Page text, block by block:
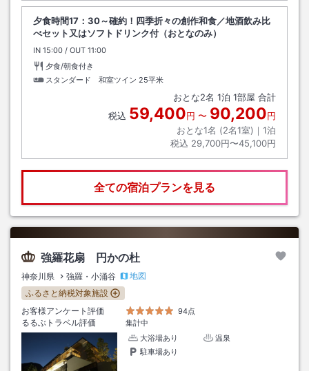
夕食時間17：30～確約！四季折々の創作和食／地酒飲み比
べセット又はソフトドリンク付（おとなのみ）
IN チェックイン
15:00 / OUT チェックアウト
11:00
夕食/朝食付き
スタンダード 和室ツイン 25平米
おとな2名 1泊 1部屋 合計
税込 59,400円 〜 90,200円
おとな1名 (2名1室)｜ 1泊
税込 29,700円〜45,100円
全ての宿泊プランを見る
強羅花扇 円かの杜
神奈川県 強羅・小涌谷
地図
ふるさと納税対象施設
お客様アンケート評価
94点
るるぶトラベル評価
集計中
大浴場あり
温泉
駐車場あり